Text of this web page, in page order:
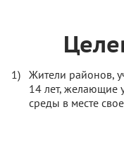
Жители районов,
14 лет, желающие
среды в месте